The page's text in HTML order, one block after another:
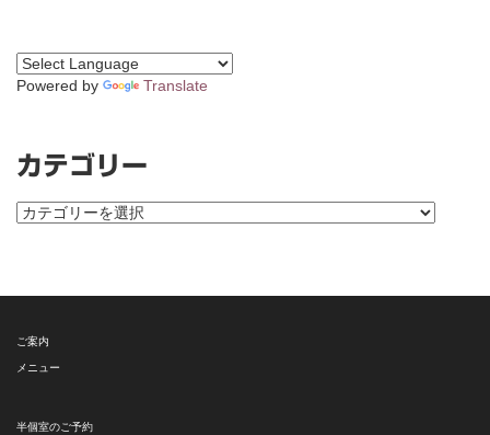
Powered by Translate
カテゴリー
カ
ー
ご案内
メニュー
半個室のご予約